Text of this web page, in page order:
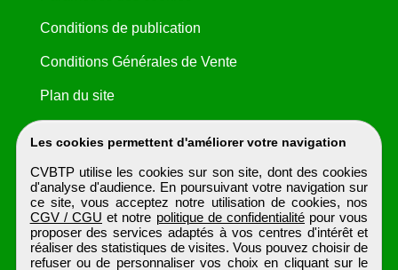
Les cookies permettent d'améliorer votre navigation
CVBTP utilise les cookies sur son site, dont des cookies
d'analyse d'audience. En poursuivant votre navigation sur
ce site, vous acceptez notre utilisation de cookies, nos
CGV / CGU et notre politique de confidentialité pour vous
proposer des services adaptés à vos centres d'intérêt et
réaliser des statistiques de visites. Vous pouvez choisir de
refuser ou de personnaliser vos choix en cliquant sur le
Conditions de publication
Conditions Générales de Vente
Plan du site